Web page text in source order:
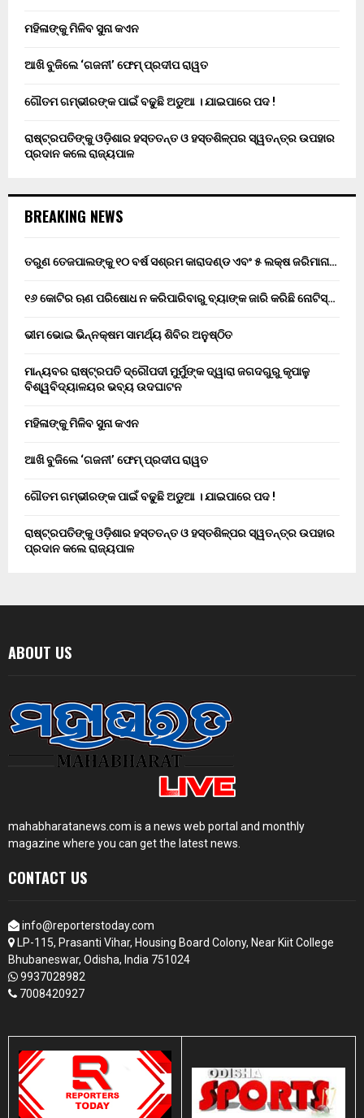
ମହିଳାଙ୍କୁ ମିଳିବ ସୁନା କଏନ
ଆଖି ବୁଜିଲେ ‘ଗଜନୀ’ ଫେମ୍ ପ୍ରଦୀପ ରାୱତ
ଗୌତମ ଗମ୍ଭୀରଙ୍କ ପାଇଁ ବଢୁଛି ଅଡୁଆ । ଯାଇପାରେ ପଦ !
ରାଷ୍ଟ୍ରପତିଙ୍କୁ ଓଡ଼ିଶାର ହସ୍ତତନ୍ତ ଓ ହସ୍ତଶିଳ୍ପର ସ୍ୱତନ୍ତ୍ର ଉପହାର
ପ୍ରଦାନ କଲେ ରାଜ୍ୟପାଳ
BREAKING NEWS
ତରୁଣ ତେଜପାଲଙ୍କୁ ୧୦ ବର୍ଷ ସଶ୍ରମ କାରାଦଣ୍ଡ ଏବଂ ₹୫ ଲକ୍ଷ ଜରିମାନା…
୧୬ କୋଟିର ଋଣ ପରିଷୋଧ ନ କରିପାରିବାରୁ ବ୍ୟାଙ୍କ ଜାରି କରିଛି ନୋଟିସ୍…
ଭୀମ ଭୋଇ ଭିନ୍ନକ୍ଷମ ସାମର୍ଥ୍ୟ ଶିବିର ଅନୁଷ୍ଠିତ
ମାନ୍ୟବର ରାଷ୍ଟ୍ରପତି ଦ୍ରୌପଦୀ ମୁର୍ମୁଙ୍କ ଦ୍ୱାରା ଜଗଦଗୁରୁ କୃପାଳୁ
ବିଶ୍ୱବିଦ୍ୟାଳୟର ଭବ୍ୟ ଉଦଘାଟନ
ମହିଳାଙ୍କୁ ମିଳିବ ସୁନା କଏନ
ଆଖି ବୁଜିଲେ ‘ଗଜନୀ’ ଫେମ୍ ପ୍ରଦୀପ ରାୱତ
ଗୌତମ ଗମ୍ଭୀରଙ୍କ ପାଇଁ ବଢୁଛି ଅଡୁଆ । ଯାଇପାରେ ପଦ !
ରାଷ୍ଟ୍ରପତିଙ୍କୁ ଓଡ଼ିଶାର ହସ୍ତତନ୍ତ ଓ ହସ୍ତଶିଳ୍ପର ସ୍ୱତନ୍ତ୍ର ଉପହାର
ପ୍ରଦାନ କଲେ ରାଜ୍ୟପାଳ
ABOUT US
mahabharatanews.com is a news web portal and monthly
magazine where you can get the latest news.
CONTACT US
info@reporterstoday.com
LP-115, Prasanti Vihar, Housing Board Colony, Near Kiit College
Bhubaneswar, Odisha, India 751024
9937028982
7008420927